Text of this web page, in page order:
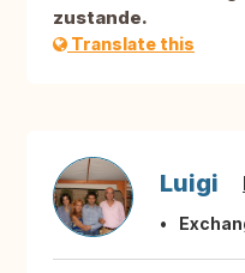
zustande.
Translate this
Luigi